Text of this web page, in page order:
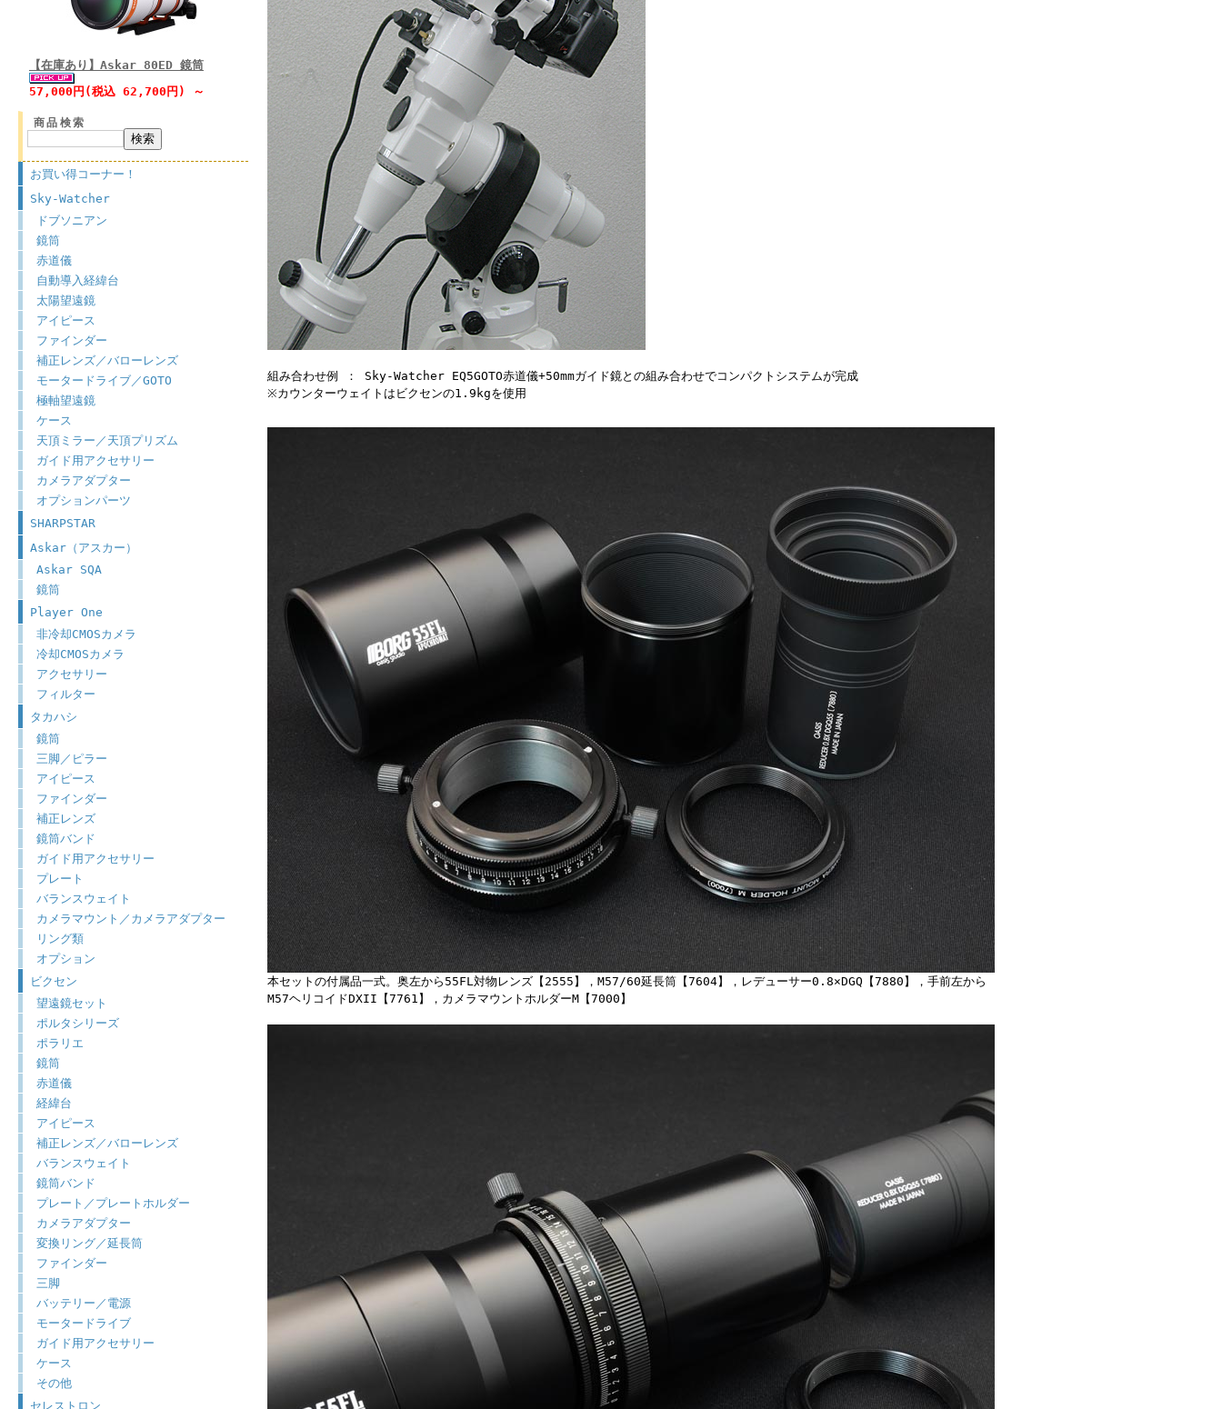
【在庫あり】Askar 80ED 鏡筒
57,000円(税込 62,700円) ～
商品検索
お買い得コーナー！
Sky-Watcher
ドブソニアン
鏡筒
赤道儀
自動導入経緯台
太陽望遠鏡
アイピース
ファインダー
補正レンズ／バローレンズ
モータードライブ／GOTO
極軸望遠鏡
ケース
天頂ミラー／天頂プリズム
ガイド用アクセサリー
カメラアダプター
オプションパーツ
SHARPSTAR
Askar（アスカー）
Askar SQA
鏡筒
Player One
非冷却CMOSカメラ
冷却CMOSカメラ
アクセサリー
フィルター
タカハシ
鏡筒
三脚／ピラー
アイピース
ファインダー
補正レンズ
鏡筒バンド
ガイド用アクセサリー
プレート
バランスウェイト
カメラマウント／カメラアダプター
リング類
オプション
ビクセン
望遠鏡セット
ポルタシリーズ
ポラリエ
鏡筒
赤道儀
経緯台
アイピース
補正レンズ／バローレンズ
バランスウェイト
鏡筒バンド
プレート／プレートホルダー
カメラアダプター
変換リング／延長筒
ファインダー
三脚
バッテリー／電源
モータードライブ
ガイド用アクセサリー
ケース
その他
セレストロン
組み合わせ例 ： Sky-Watcher EQ5GOTO赤道儀+50mmガイド鏡との組み合わせでコンパクトシステムが完成
※カウンターウェイトはビクセンの1.9kgを使用
本セットの付属品一式。奥左から55FL対物レンズ【2555】，M57/60延長筒【7604】，レデューサー0.8×DGQ【7880】，手前左から
M57ヘリコイドDXII【7761】，カメラマウントホルダーM【7000】